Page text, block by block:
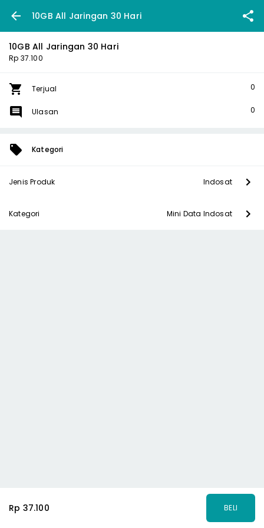
10GB All Jaringan 30 Hari
10GB All Jaringan 30 Hari
Rp 37.100
Terjual 0
Ulasan 0
Kategori
Jenis Produk Indosat
Kategori Mini Data Indosat
Rp 37.100 BELI